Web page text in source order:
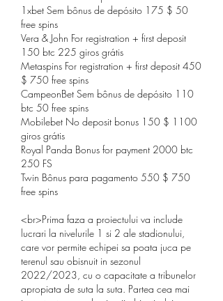
1xbet Sem bônus de depósito 175 $ 50
free spins
Vera & John For registration + first deposit
150 btc 225 giros grátis
Metaspins For registration + first deposit 450
$ 750 free spins
CampeonBet Sem bônus de depósito 110
btc 50 free spins
Mobilebet No deposit bonus 150 $ 1100
giros grátis
Royal Panda Bonus for payment 2000 btc
250 FS
Twin Bônus para pagamento 550 $ 750
free spins
<br>Prima faza a proiectului va include
lucrari la nivelurile 1 si 2 ale stadionului,
care vor permite echipei sa poata juca pe
terenul sau obisnuit in sezonul
2022/2023, cu o capacitate a tribunelor
apropiata de suta la suta. Partea cea mai